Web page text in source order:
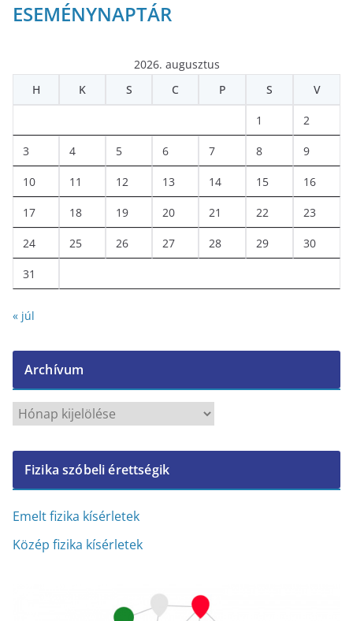
ESEMÉNYNAPTÁR
2026. augusztus
H
K S C P S V
1 2
3 4 5 6 7 8 9
10 11 12 13 14 15 16
17 18 19 20 21 22 23
24 25 26 27 28 29 30
31
« júl
Archívum
c
í
v
m
Fizika szóbeli érettségik
Emelt fizika kísérletek
Közép fizika kísérletek